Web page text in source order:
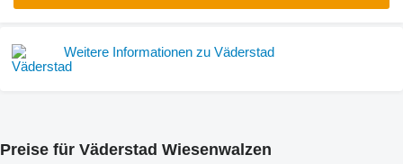
Weitere Informationen zu Väderstad
Preise für Väderstad Wiesenwalzen